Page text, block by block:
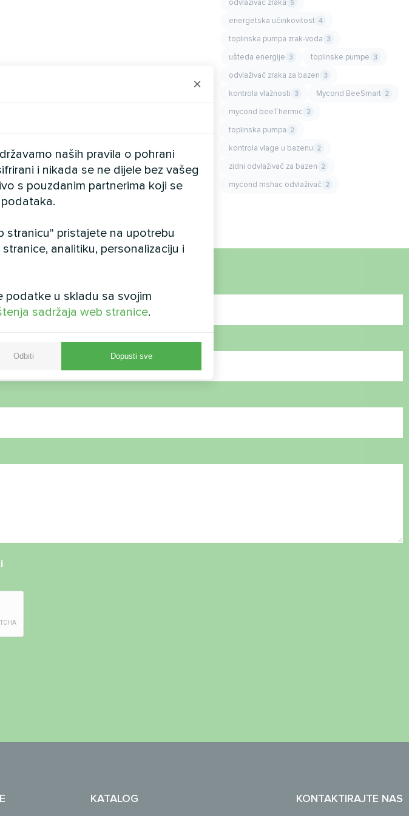
odvlaživač zraka 5
energetska učinkovitost 4
toplinska pumpa zrak-voda 3
ušteda energije 3 toplinske pumpe 3
odvlaživač zraka za bazen 3
kontrola vlažnosti 3 Mycond BeeSmart 2
mycond beeThermic 2
toplinska pumpa 2
kontrola vlage u bazenu 2
zidni odvlaživač za bazen 2
mycond mshac odvlaživač 2
KATALOG KONTAKTIRAJTE NAS
×
naših pravila o pohrani
i nikada se ne dijele bez vašeg
s pouzdanim partnerima koji se
stranicu" pristajete na upotrebu
analitiku, personalizaciju i
u skladu sa svojim
sadržaja web stranice.
Odbiti Dopusti sve